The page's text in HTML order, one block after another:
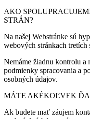
AKO
STRÁN?
Na našej Webstránke sú
webových stránkach tretích
Nemáme žiadnu kontrolu a
podmienky spracovania a
osobných údajov.
MÁTE AKÉKOĽVEK
Ak budete mať záujem